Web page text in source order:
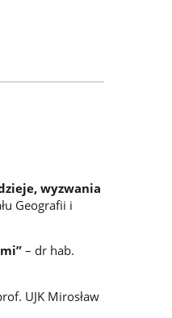
wyzwania
Geografii i
– dr hab.
UJK Mirosław